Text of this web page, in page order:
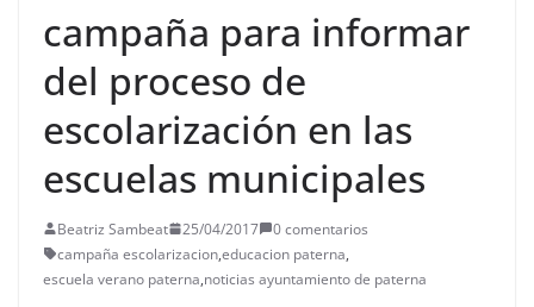
campaña para informar
del proceso de
escolarización en las
escuelas municipales
Beatriz Sambeat 25/04/2017
0 comentarios
campaña escolarizacion,educacion paterna,
escuela verano paterna,noticias ayuntamiento de paterna